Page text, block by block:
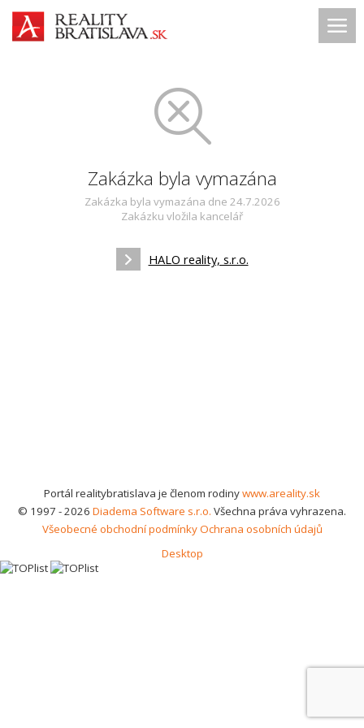
Zakázka byla vymazána
Zakázka byla vymazána dne 24.7.2026
Zakázku vložila kancelář
HALO reality, s.r.o.
Portál realitybratislava je členom rodinywww.areality.sk
© 1997 - 2026 Diadema Software s.r.o. Všechna práva vyhrazena.
Všeobecné obchodní podmínkyOchrana osobních údajů
Desktop